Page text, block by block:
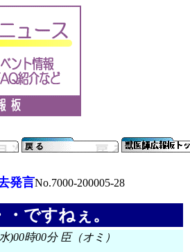
発言No.7000-200005-28
ですねぇ。
)00時00分 臣（オミ）